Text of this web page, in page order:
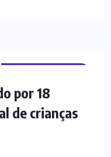
por 18
de crianças